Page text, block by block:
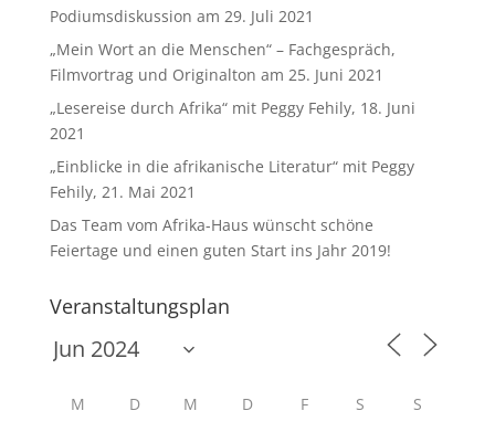
Podiumsdiskussion am 29. Juli 2021
„Mein Wort an die Menschen“ – Fachgespräch,
Filmvortrag und Originalton am 25. Juni 2021
„Lesereise durch Afrika“ mit Peggy Fehily, 18. Juni
2021
„Einblicke in die afrikanische Literatur“ mit Peggy
Fehily, 21. Mai 2021
Das Team vom Afrika-Haus wünscht schöne
Feiertage und einen guten Start ins Jahr 2019!
Veranstaltungsplan
M D M D F S S